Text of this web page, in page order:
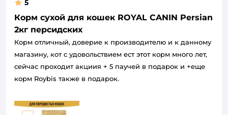
5
Корм сухой для кошек ROYAL CANIN Persian
2кг персидских
Корм отличный, доверие к производителю и к данному
магазину, кот с удовольствием ест этот корм много лет,
сейчас проходит акциия + 5 паучей в подарок и +еще
корм Roybis также в подарок.